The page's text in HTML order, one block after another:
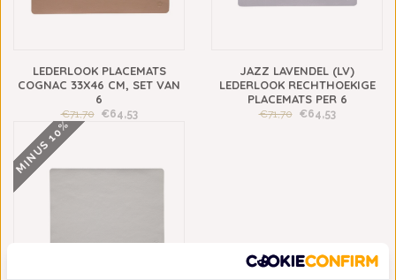
LEDERLOOK PLACEMATS
COGNAC 33X46 CM, SET VAN
6
€71,70 €64,53
JAZZ LAVENDEL (LV)
LEDERLOOK RECHTHOEKIGE
PLACEMATS PER 6
€71,70 €64,53
MINUS 10%